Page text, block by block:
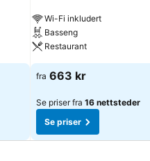
Wi-Fi inkludert
Basseng
Restaurant
fra 663 kr
Se priser fra 16 nettsteder
Se priser